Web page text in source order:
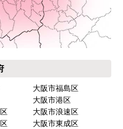
大阪市福島区
大阪市港区
大阪市浪速区
大阪市東成区